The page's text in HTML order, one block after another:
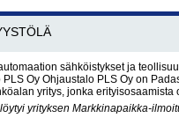
sähköistykset ja
PLS Oy Ohjaustalo PLS Oy on
yritys, jonka erityisosaamista
yrityksen Markkinapaikka-